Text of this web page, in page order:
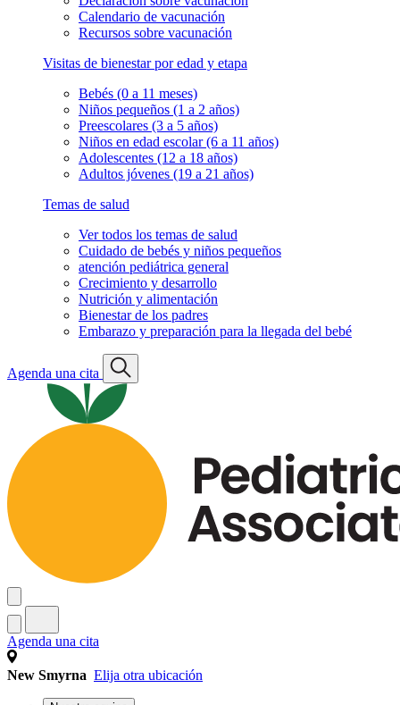
Calendario de vacunación
Recursos sobre vacunación
Visitas de bienestar por edad y etapa
Bebés (0 a 11 meses)
Niños pequeños (1 a 2 años)
Preescolares (3 a 5 años)
Niños en edad escolar (6 a 11 años)
Adolescentes (12 a 18 años)
Adultos jóvenes (19 a 21 años)
Temas de salud
Ver todos los temas de salud
Cuidado de bebés y niños pequeños
atención pediátrica general
Crecimiento y desarrollo
Nutrición y alimentación
Bienestar de los padres
Embarazo y preparación para la llegada del bebé
Agenda una cita
Agenda una cita
New Smyrna Elija otra ubicación